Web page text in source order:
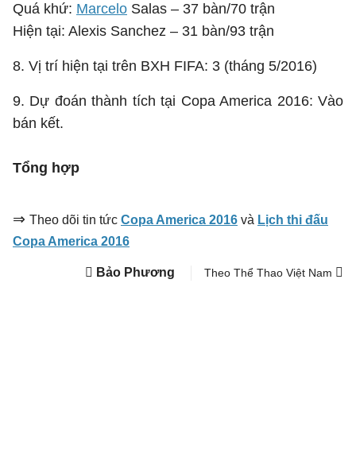
Quá khứ: Marcelo Salas – 37 bàn/70 trận
Hiện tại: Alexis Sanchez – 31 bàn/93 trận
8. Vị trí hiện tại trên BXH FIFA: 3 (tháng 5/2016)
9. Dự đoán thành tích tại Copa America 2016: Vào
bán kết.
Tổng hợp
⇒ Theo dõi tin tức Copa America 2016 và Lịch thi đấu
Copa America 2016
Bảo Phương Theo Thể Thao Việt Nam